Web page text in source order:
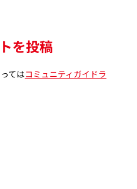
を投稿
てはコミュニティガイドラ